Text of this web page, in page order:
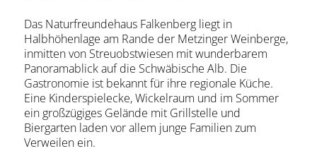
Ausflugsziele
Erlebnisse
Wein
Radfahren
Wandern
Das Naturfreundehaus Falkenberg liegt in
Halbhöhenlage am Rande der Metzinger Weinberge,
inmitten von Streuobstwiesen mit wunderbarem
Panoramablick auf die Schwäbische Alb. Die
Gastronomie ist bekannt für ihre regionale Küche.
Eine Kinderspielecke, Wickelraum und im Sommer
ein großzügiges Gelände mit Grillstelle und
Biergarten laden vor allem junge Familien zum
Verweilen ein.